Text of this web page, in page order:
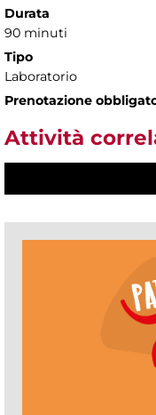
Durata
90 minuti
Tipo
Laboratorio
Prenotazione
Attività